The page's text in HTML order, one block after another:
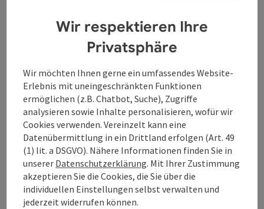
Ausstattung
Preise
Anreise/Lage
Eignung
Wir respektieren Ihre
Privatsphäre
Wir möchten Ihnen gerne ein umfassendes Website-
Erlebnis mit uneingeschränkten Funktionen
ermöglichen (z.B. Chatbot, Suche), Zugriffe
analysieren sowie Inhalte personalisieren, wofür wir
Cookies verwenden. Vereinzelt kann eine
Datenübermittlung in ein Drittland erfolgen (Art. 49
(1) lit. a DSGVO). Nähere Informationen finden Sie in
unserer Datenschutzerklärung. Mit Ihrer Zustimmung
akzeptieren Sie die Cookies, die Sie über die
individuellen Einstellungen selbst verwalten und
jederzeit widerrufen können.